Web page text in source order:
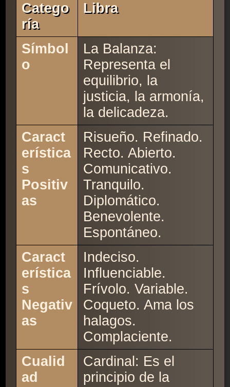
Catego
Ría
Libra
Símbol
o
La Balanza:
Representa el
equilibrio, la
justicia, la armonía,
la delicadeza.
Caract
erística
s
Positiv
as
Risueño. Refinado.
Recto. Abierto.
Comunicativo.
Tranquilo.
Diplomático.
Benevolente.
Espontáneo.
Caract
erística
s
Negativ
as
Indeciso.
Influenciable.
Frívolo. Variable.
Coqueto. Ama los
halagos.
Complaciente.
Cualid
ad
Cardinal: Es el
principio de la